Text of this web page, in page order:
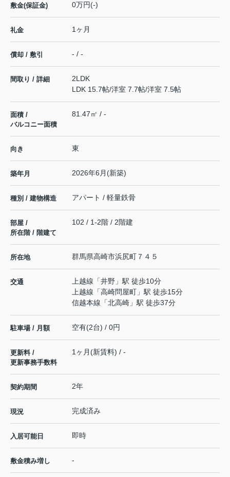
敷金(保証金) 0万円(-)
礼金 1ヶ月
償却 / 敷引 - / -
間取り / 詳細
2LDK
LDK 15.7帖/洋室 7.7帖/洋室 7.5帖
面積 /
バルコニー面積
81.47㎡ / -
向き 東
築年月 2026年6月(新築)
種別 / 建物構造 アパート / 軽量鉄骨
部屋 /
所在階 / 階建て
102 / 1-2階 / 2階建
所在地 群馬県高崎市浜尻町 ７４５
交通 上越線 「井野 」駅 徒歩10分
上越線 「高崎問屋町 」駅 徒歩15分
信越本線 「北高崎 」駅 徒歩37分
駐車場 / 月額 空有(2台) / 0円
更新料 /
更新事務手数料
1ヶ月(新賃料) / -
契約期間 2年
現況 完成済み
入居可能日 即時
敷金積み増し -